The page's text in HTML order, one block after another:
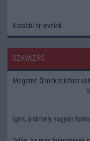
Korábbi hírlevelek
SZAVAZÁS
Megérné Önnek telefont
Igen, a tárhely nagyon